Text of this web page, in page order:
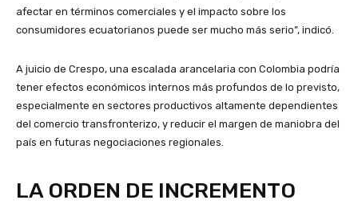
afectar en términos comerciales y el impacto sobre los
consumidores ecuatorianos puede ser mucho más serio”, indicó.
A juicio de Crespo, una escalada arancelaria con Colombia podría
tener efectos económicos internos más profundos de lo previsto,
especialmente en sectores productivos altamente dependientes
del comercio transfronterizo, y reducir el margen de maniobra del
país en futuras negociaciones regionales.
LA ORDEN DE INCREMENTO